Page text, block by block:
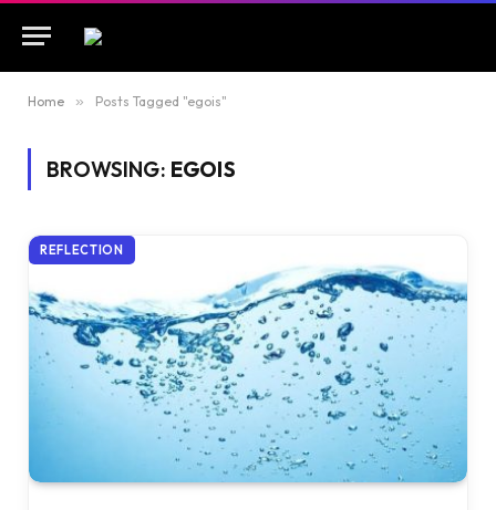
Home » Posts Tagged "egois"
BROWSING: EGOIS
REFLECTION